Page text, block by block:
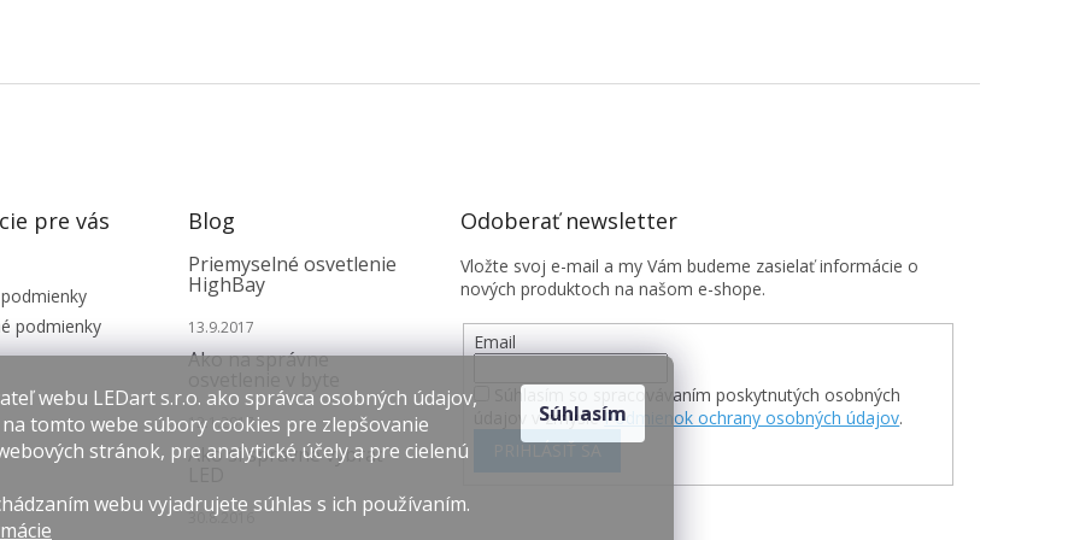
webu LEDart s.r.o. ako správca osobných údajov,
tomto webe súbory cookies pre zlepšovanie
stránok, pre analytické účely a pre cielenú
webu vyjadrujete súhlas s ich používaním.
Súhlasím
pre vás
podmienky
Blog
Priemyselné osvetlenie
HighBay
13.9.2017
Ako na správne
12.1.2017
Ako si správne vybrať
30.8.2016
Odoberať newsletter
Vložte svoj e-mail a my Vám budeme zasielať informácie o
nových produktoch na našom e-shope.
Email
Súhlasím so spracovávaním poskytnutých osobných
údajov v zmyslePodmienok ochrany osobných údajov.
PRIHLÁSIŤ SA